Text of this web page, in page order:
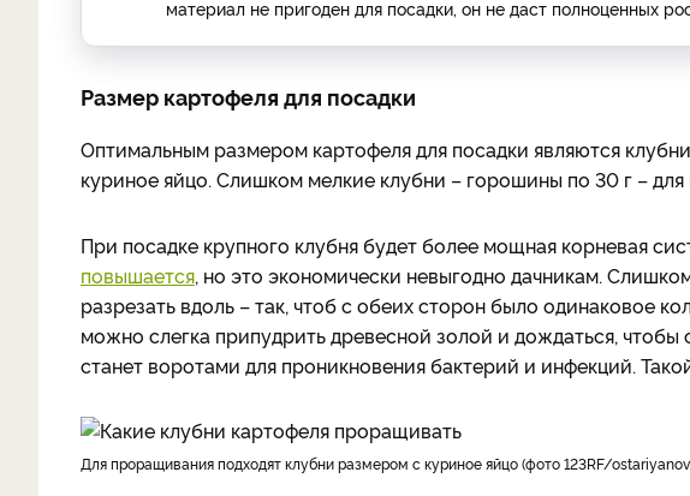
материал не пригоден для посадки, он не даст полноценных
Размер картофеля для посадки
Оптимальным размером картофеля для посадки являются
куриное яйцо. Слишком мелкие клубни – горошины по 30 г – для
При посадке крупного клубня будет более мощная корневая
повышается, но это экономически невыгодно дачникам.
разрезать вдоль – так, чтоб с обеих сторон было одинаковое
можно слегка припудрить древесной золой и дождаться, чтобы
станет воротами для проникновения бактерий и инфекций.
Для проращивания подходят клубни размером с куриное яйцо (фото 123RF/